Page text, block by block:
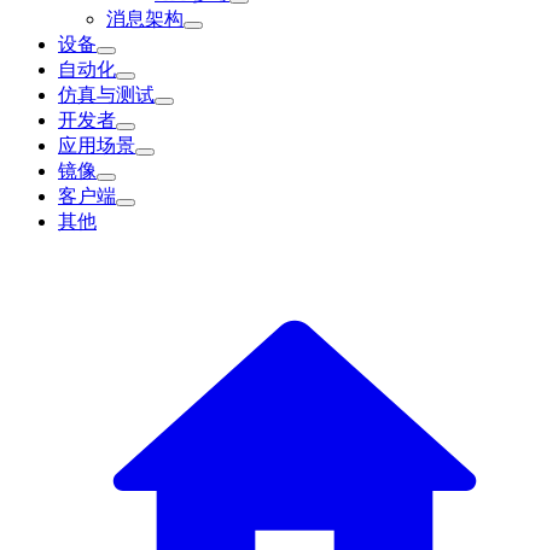
消息架构
设备
自动化
仿真与测试
开发者
应用场景
镜像
客户端
其他